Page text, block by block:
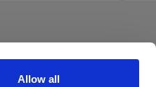
Allow all